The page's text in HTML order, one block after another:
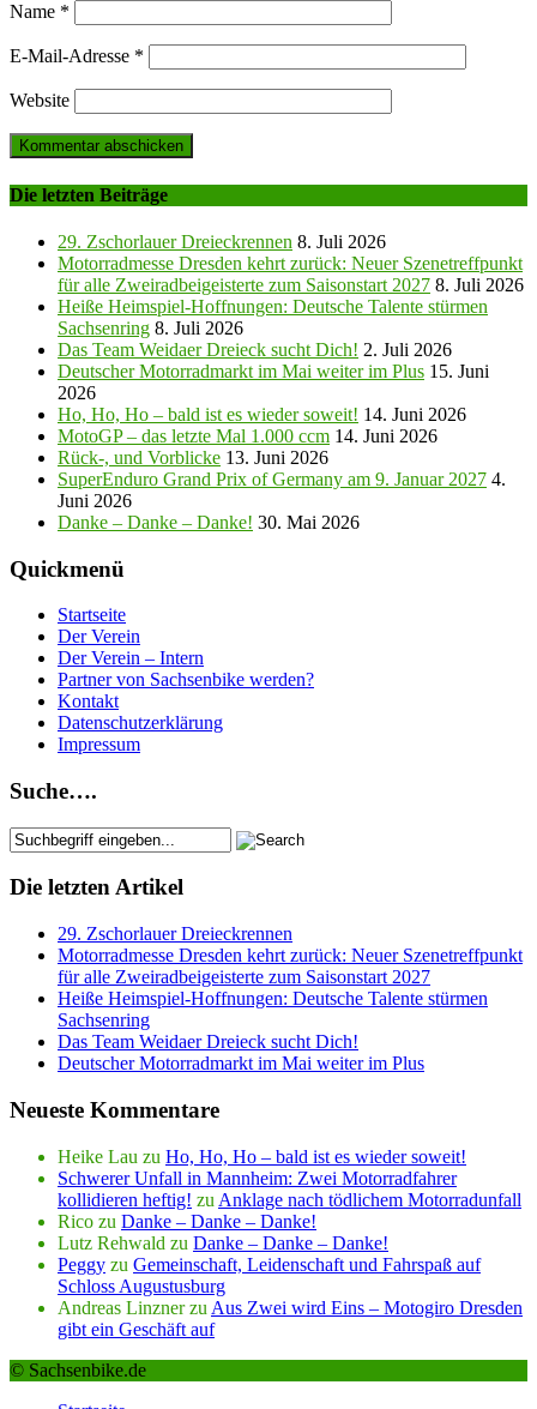
Name *
E-Mail-Adresse *
Website
Die letzten Beiträge
29. Zschorlauer Dreieckrennen 8. Juli 2026
Motorradmesse Dresden kehrt zurück: Neuer Szenetreffpunkt
für alle Zweiradbeigeisterte zum Saisonstart 2027 8. Juli 2026
Heiße Heimspiel-Hoffnungen: Deutsche Talente stürmen
Sachsenring 8. Juli 2026
Das Team Weidaer Dreieck sucht Dich! 2. Juli 2026
Deutscher Motorradmarkt im Mai weiter im Plus 15. Juni
2026
Ho, Ho, Ho – bald ist es wieder soweit! 14. Juni 2026
MotoGP – das letzte Mal 1.000 ccm 14. Juni 2026
Rück-, und Vorblicke 13. Juni 2026
SuperEnduro Grand Prix of Germany am 9. Januar 2027 4.
Juni 2026
Danke – Danke – Danke! 30. Mai 2026
Quickmenü
Startseite
Der Verein
Der Verein – Intern
Partner von Sachsenbike werden?
Kontakt
Datenschutzerklärung
Impressum
Suche….
Die letzten Artikel
29. Zschorlauer Dreieckrennen
Motorradmesse Dresden kehrt zurück: Neuer Szenetreffpunkt
für alle Zweiradbeigeisterte zum Saisonstart 2027
Heiße Heimspiel-Hoffnungen: Deutsche Talente stürmen
Sachsenring
Das Team Weidaer Dreieck sucht Dich!
Deutscher Motorradmarkt im Mai weiter im Plus
Neueste Kommentare
Heike Lau zu Ho, Ho, Ho – bald ist es wieder soweit!
Schwerer Unfall in Mannheim: Zwei Motorradfahrer
kollidieren heftig! zu Anklage nach tödlichem Motorradunfall
Rico zu Danke – Danke – Danke!
Lutz Rehwald zu Danke – Danke – Danke!
Peggy zu Gemeinschaft, Leidenschaft und Fahrspaß auf
Schloss Augustusburg
Andreas Linznerzu Aus Zwei wird Eins – Motogiro Dresden
gibt ein Geschäft auf
© Sachsenbike.de